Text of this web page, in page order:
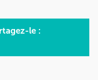
le :